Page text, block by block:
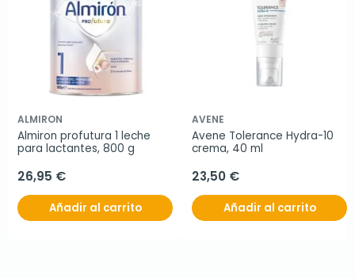
ALMIRON
Almiron profutura 1 leche
para lactantes, 800 g
26,95 €
Añadir al carrito
AVENE
Avene Tolerance Hydra-10
crema, 40 ml
23,50 €
Añadir al carrito